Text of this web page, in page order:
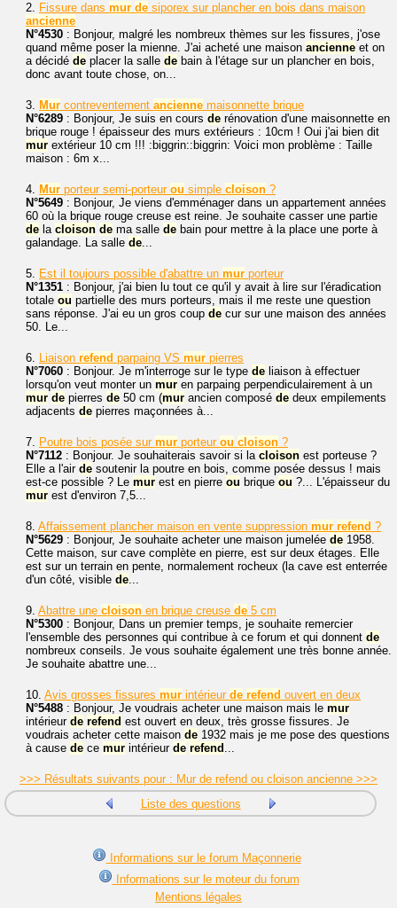
2. Fissure dans mur de siporex sur plancher en bois dans maison
ancienne
N°4530 : Bonjour, malgré les nombreux thèmes sur les fissures, j'ose
quand même poser la mienne. J'ai acheté une maison ancienne et on
a décidé de placer la salle de bain à l'étage sur un plancher en bois,
donc avant toute chose, on...
3. Mur contreventement ancienne maisonnette brique
N°6289 : Bonjour, Je suis en cours de rénovation d'une maisonnette en
brique rouge ! épaisseur des murs extérieurs : 10cm ! Oui j'ai bien dit
mur extérieur 10 cm !!! :biggrin::biggrin: Voici mon problème : Taille
maison : 6m x...
4. Mur porteur semi-porteur ou simple cloison ?
N°5649 : Bonjour, Je viens d'emménager dans un appartement années
60 où la brique rouge creuse est reine. Je souhaite casser une partie
de la cloison de ma salle de bain pour mettre à la place une porte à
galandage. La salle de...
5. Est il toujours possible d'abattre un mur porteur
N°1351 : Bonjour, j'ai bien lu tout ce qu'il y avait à lire sur l'éradication
totale ou partielle des murs porteurs, mais il me reste une question
sans réponse. J'ai eu un gros coup de cur sur une maison des années
50. Le...
6. Liaison refend parpaing VS mur pierres
N°7060 : Bonjour. Je m'interroge sur le type de liaison à effectuer
lorsqu'on veut monter un mur en parpaing perpendiculairement à un
mur de pierres de 50 cm (mur ancien composé de deux empilements
adjacents de pierres maçonnées à...
7. Poutre bois posée sur mur porteur ou cloison ?
N°7112 : Bonjour. Je souhaiterais savoir si la cloison est porteuse ?
Elle a l'air de soutenir la poutre en bois, comme posée dessus ! mais
est-ce possible ? Le mur est en pierre ou brique ou ?... L'épaisseur du
mur est d'environ 7,5...
8. Affaissement plancher maison en vente suppression mur refend ?
N°5629 : Bonjour, Je souhaite acheter une maison jumelée de 1958.
Cette maison, sur cave complète en pierre, est sur deux étages. Elle
est sur un terrain en pente, normalement rocheux (la cave est enterrée
d'un côté, visible de...
9. Abattre une cloison en brique creuse de 5 cm
N°5300 : Bonjour, Dans un premier temps, je souhaite remercier
l'ensemble des personnes qui contribue à ce forum et qui donnent de
nombreux conseils. Je vous souhaite également une très bonne année.
Je souhaite abattre une...
10. Avis grosses fissures mur intérieur de refend ouvert en deux
N°5488 : Bonjour, Je voudrais acheter une maison mais le mur
intérieur de refend est ouvert en deux, très grosse fissures. Je
voudrais acheter cette maison de 1932 mais je me pose des questions
à cause de ce mur intérieur de refend ...
>>> Résultats suivants pour : Mur de refend ou cloison ancienne >>>
Liste des questions
Informations sur le forum Maçonnerie
Informations sur le moteur du forum
Mentions légales